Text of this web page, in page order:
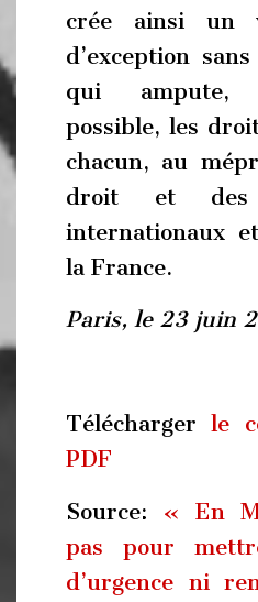
crée ainsi un
d’exception
qui ampute,
possible, les
chacun, au
droit et des
internationaux
la France.
Paris, le 23 juin
Téléchargerle
PDF
Source: « En
pas pour
d’urgence ni